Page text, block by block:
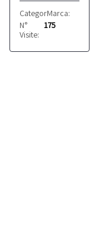
Categoria: Varie
Marca:
N°
Visite:
175